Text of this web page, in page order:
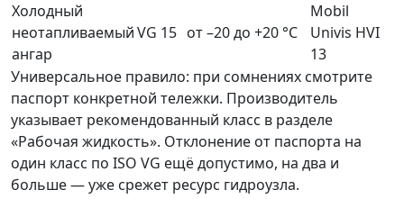
Холодный
неотапливаемый
ангар
VG 15 от –20 до +20 °C
Mobil
Univis HVI
13
Универсальное правило: при сомнениях смотрите
паспорт конкретной тележки. Производитель
указывает рекомендованный класс в разделе
«Рабочая жидкость». Отклонение от паспорта на
один класс по ISO VG ещё допустимо, на два и
больше — уже срежет ресурс гидроузла.